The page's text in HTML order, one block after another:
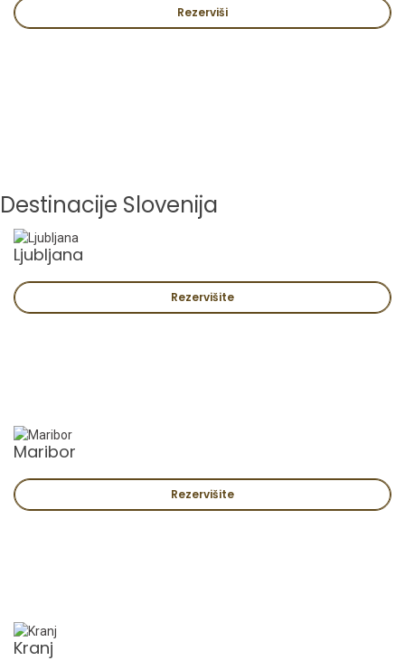
Rezerviši
Destinacije Slovenija
Ljubljana
Rezervišite
Maribor
Rezervišite
Kranj